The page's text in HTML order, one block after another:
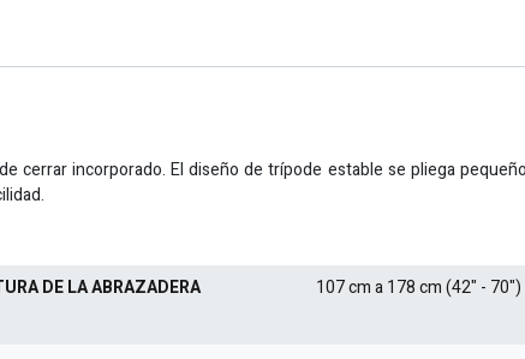
incorporado. El diseño de trípode estable se pliega
DE LA ABRAZADERA 107 cm a 178 cm (42" - 70")